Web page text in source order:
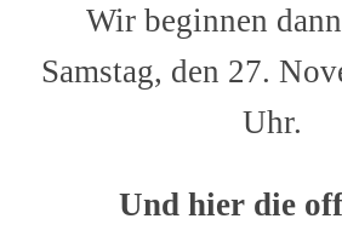
Wir beginnen
Samstag, den 27.
Uhr.
Und hier die